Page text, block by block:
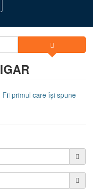
primul care își spune